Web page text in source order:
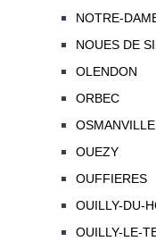
NOTRE-
NOUES DE
OLENDON
ORBEC
OSMANVILLE
OUEZY
OUFFIERES
OUILLY-DU-
OUILLY-LE-